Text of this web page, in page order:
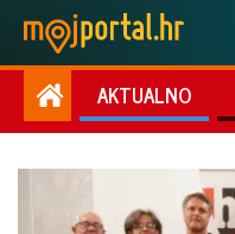
AKTUALNO